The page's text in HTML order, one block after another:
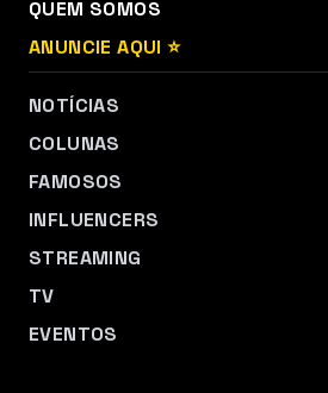
QUEM SOMOS
ANUNCIE AQUI ⭐
NOTÍCIAS
COLUNAS
FAMOSOS
INFLUENCERS
STREAMING
TV
EVENTOS